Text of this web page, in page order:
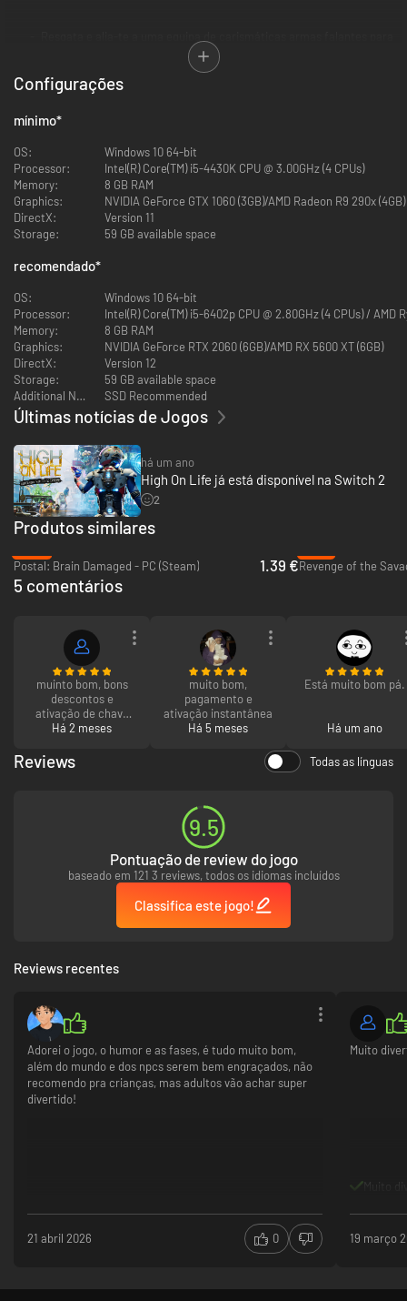
te tornares no caçador de recompensas intergalático mais
mortífero que o cosmos já viu.
Viaja por mundos dinâmicos e variáveis, que vão desde um paraíso
do cosmos.
uma variedade de criminosos, enquanto localizas o malvado
Garmantuous e o seu bando de rufias extraterrestres.
Conclui desafios de caça, conhece personagens esquisitas,
divertidas e hilariantes, coleciona uma série de tecnologias
alienígenas e muito mais!
Configurações
mínimo*
OS:
Windows 10 64-bit
Processor:
Intel(R) Core(TM) i5-4430K CPU @ 3.00GHz (4 CPUs)
Memory:
8 GB RAM
Graphics:
NVIDIA GeForce GTX 1060 (3GB)/AMD Radeon R9 290x (4GB)
DirectX:
Version 11
Storage:
59 GB available space
recomendado*
OS:
Windows 10 64-bit
Processor:
Intel(R) Core(TM) i5-6402p CPU @ 2.80GHz (4 CPUs) / AMD
Memory:
8 GB RAM
Graphics:
NVIDIA GeForce RTX 2060 (6GB)/AMD RX 5600 XT (6GB)
DirectX:
Version 12
Storage:
59 GB available space
Additional Notes:
SSD Recommended
Últimas notícias de Jogos
há um ano
High On Life já está disponível na Switch 2
2
Produtos similares
Postal: Brain Damaged - PC (Steam)
1.39 €Revenge of the
5 comentários
muinto bom, bons
descontos e
ativação de chave
muinto facil
Há 2 meses
muito bom,
pagamento e
ativação instantânea
Há 5 meses
Está muito bom pá.
Há um ano
Reviews Todas as línguas
9.5
Pontuação de review do jogo
baseado em 121 3 reviews, todos os idiomas incluídos
Classifica este jogo!
Reviews recentes
Adorei o jogo, o humor e as fases, é tudo muito bom,
além do mundo e dos npcs serem bem engraçados, não
recomendo pra crianças, mas adultos vão achar super
divertido!
21 abril 2026 0
Muito
Muito
19 março